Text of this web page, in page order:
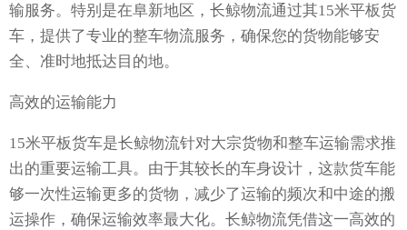
输服务。特别是在阜新地区，长鲸物流通过其15米平板货
车，提供了专业的整车物流服务，确保您的货物能够安
全、准时地抵达目的地。
高效的运输能力
15米平板货车是长鲸物流针对大宗货物和整车运输需求推
出的重要运输工具。由于其较长的车身设计，这款货车能
够一次性运输更多的货物，减少了运输的频次和中途的搬
运操作，确保运输效率最大化。长鲸物流凭借这一高效的